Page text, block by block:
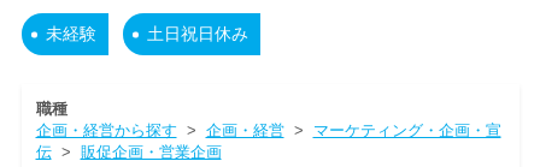
未経験 土日祝日休み
職種
企画・経営から探す > 企画・経営> マーケティング・企画・宣
伝> 販促企画・営業企画